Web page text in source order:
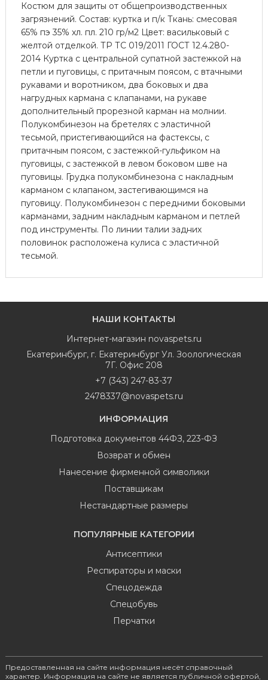
Костюм для защиты от общепроизводственных
загрязнений. Состав: куртка и п/к Ткань: смесовая
65% пэ 35% хл. пл. 210 гр/м2 Цвет: васильковый с
желтой отделкой. ТР ТС 019/2011 ГОСТ 12.4.280-
2014 Куртка с центральной супатной застежкой на
петли и пуговицы, с притачным поясом, с втачными
рукавами и воротником, два боковых и два
нагрудных кармана с клапанами, на рукаве
дополнительный прорезной карман на молнии.
Полукомбинезон на бретелях с эластичной
тесьмой, пристегивающийся на фастексы, с
притачным поясом, с застежкой-гульфиком на
пуговицы, с застежкой в левом боковом шве на
пуговицы. Грудка полукомбинезона с накладным
карманом с клапаном, застегивающимся на
пуговицу. Полукомбинезон с передними боковыми
карманами, задним накладным карманом и петлей
под инструменты. По линии талии задних
половинок расположена кулиса с эластичной
тесьмой.
НАШИ КОНТАКТЫ
Интернет-магазин novaspets.ru
Екатеринбург, г. Екатеринбург Ул. Зоологическая
7Г. Офис 208
+7 (343) 247-83-37
2478337@novaspets.ru
ИНФОРМАЦИЯ
Подготовка документов 44ФЗ, 223-ФЗ
Возврат и обмен
Нанесение фирменной символики
Поставщикам
Нестандартные размеры
ПОПУЛЯРНЫЕ КАТЕГОРИИ
Антисептики
Респираторы и маски
Спецодежда
Спецобувь
Перчатки
Предоставленная на сайте информация несёт справочный
характер. Информация на сайте не является публичной офертой,